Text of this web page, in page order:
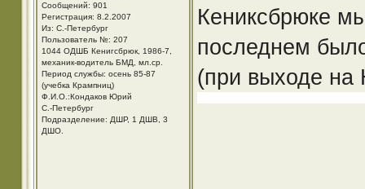
Сообщений: 901
Регистрация: 8.2.2007
Из: С.-Петербург
Пользователь №: 207
1044 ОДШБ Кенигсбрюк, 1986-7,
механик-водитель БМД, мл.ср.
Период службы: осень 85-87
(учебка Крампниц)
Ф.И.О.:Кондаков Юрий
С.-Петербург
Подразделение: ДШР, 1 ДШВ, 3
ДШО.
Кениксбрюке
последнем
(при выходе на